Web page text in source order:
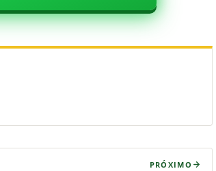
PRÓXIMO